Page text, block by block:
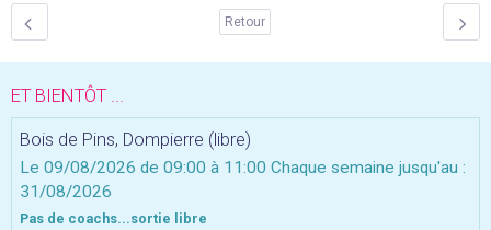
Retour
ET BIENTÔT ...
Bois de Pins, Dompierre (libre)
Le 09/08/2026 de 09:00 à 11:00 Chaque semaine jusqu'au :
31/08/2026
Pas de coachs...sortie libre